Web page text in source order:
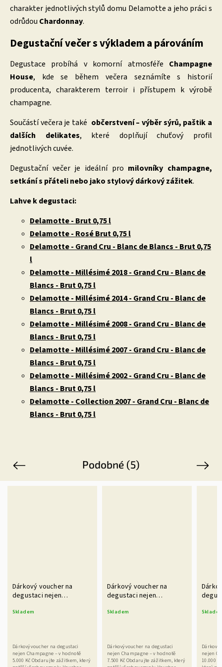
charakter jednotlivých stylů domu Delamotte a jeho práci s
odrůdou Chardonnay.
Degustační večer s výkladem a párováním
Degustace probíhá v komorní atmosféře Champagne
House, kde se během večera seznámíte s historií
producenta, charakterem terroir i přístupem k výrobě
champagne.
Součástí večera je také občerstvení – výběr sýrů, paštik a
dalších delikates, které doplňují chuťový profil
jednotlivých cuvée.
Degustační večer je ideální pro milovníky champagne,
setkání s přáteli nebo jako stylový dárkový zážitek.
Lahve k degustaci:
Delamotte - Brut 0,75 l
Delamotte - Rosé Brut 0,75 l
Delamotte - Grand Cru - Blanc de Blancs - Brut 0,75
l
Delamotte - Millésimé 2018 - Grand Cru - Blanc de
Blancs - Brut 0,75 l
Delamotte - Millésimé 2014 - Grand Cru - Blanc de
Blancs - Brut 0,75 l
Delamotte - Millésimé 2008 - Grand Cru - Blanc de
Blancs - Brut 0,75 l
Delamotte - Millésimé 2007 - Grand Cru - Blanc de
Blancs - Brut 0,75 l
Delamotte - Millésimé 2002 - Grand Cru - Blanc de
Blancs - Brut 0,75 l
Delamotte - Collection 2007 - Grand Cru - Blanc de
Blancs - Brut 0,75 l
Podobné (5)
Previous
Dárkový voucher na
degustaci nejen
5.000 Kč
Skladem
Dárkový voucher na degustaci
nejen Champagne – v hodnotě
5.000 Kč Obdarujte zážitkem, který
Dárkový voucher na
degustaci nejen
7.500 Kč
Skladem
Dárkový voucher na degustaci
nejen Champagne – v hodnotě
7.500 Kč Obdarujte zážitkem, který
Dárkový
nejen
10.000
Next